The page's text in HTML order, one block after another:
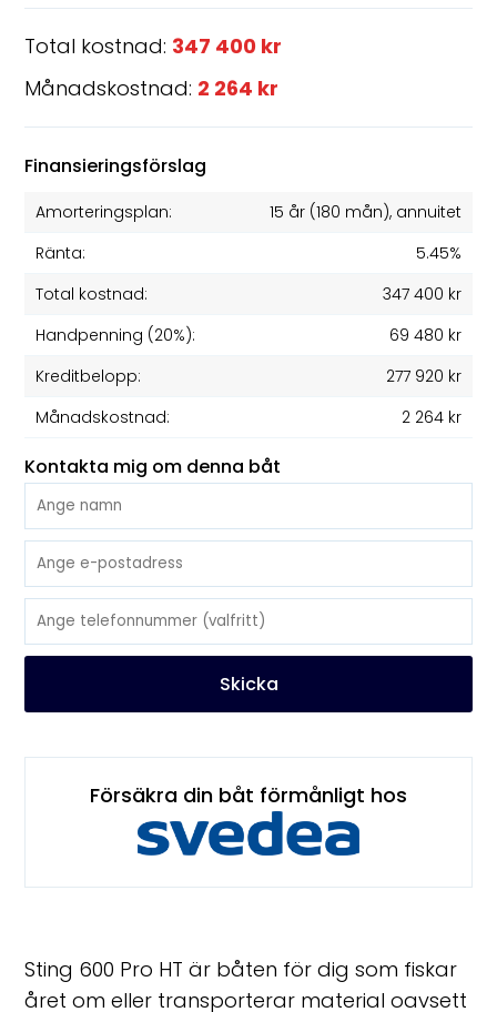
Total kostnad: 347 400 kr
Månadskostnad: 2 264 kr
Finansieringsförslag
Amorteringsplan: 15 år(180 mån), annuitet
Ränta:
5.45%
Total kostnad:
347 400 kr
Handpenning (20%):
69 480 kr
Kreditbelopp:
277 920 kr
Månadskostnad:
2 264 kr
Kontakta mig om denna båt
Skicka
Försäkra din båt förmånligt hos
Sting 600 Pro HT är båten för dig som fiskar
året om eller transporterar material oavsett